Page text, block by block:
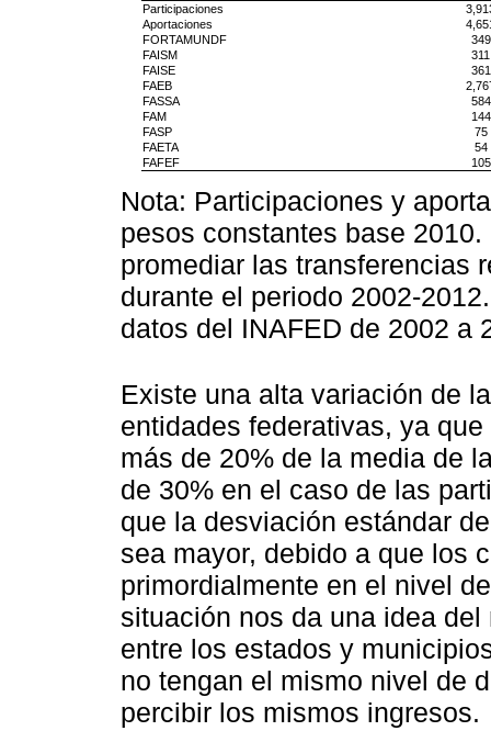
Participaciones
Aportaciones
FORTAMUNDF
349
FAISM
311
FAISE
361
FAEB
FASSA
584
FAM
144
FASP
75
FAETA
54
FAFEF
105
Nota: Participaciones y
pesos constantes base
promediar las transferencias
durante el periodo 2002-
datos del INAFED de 2002 a
Existe una alta variación de
entidades federativas, ya
más de 20% de la media de
de 30% en el caso de las
que la desviación estándar
sea mayor, debido a que los
primordialmente en el nivel
situación nos da una idea
entre los estados y
no tengan el mismo nivel de
percibir los mismos ingresos.